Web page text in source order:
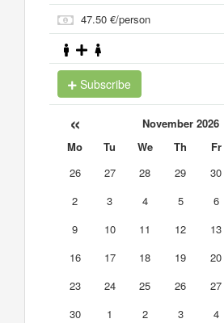
47.50 €/person
Subscribe
« November 2026
Mo Tu We Th Fr
26
27 28 29 30
2
3 4 5 6
9
10 11 12 13
16
17 18 19 20
23
24 25 26 27
30
1 2 3 4